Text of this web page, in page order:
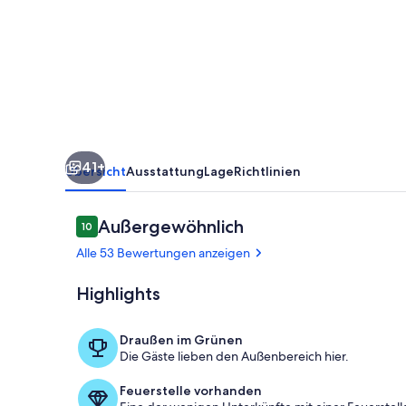
41+
ÜbersichtAusstattungLageRichtlinien
Bewertungen
1010 von 10.
Außergewöhnlich
Alle 53 Bewertungen anzeigen
Highlights
Draußen im Grünen
Die Gäste lieben den Außenbereich hier.
Feuerstelle vorhanden